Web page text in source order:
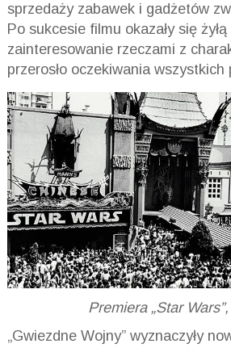
sprzedaży zabawek i gadżetów
Po sukcesie filmu okazały się żyłą
zainteresowanie rzeczami z
przerosło oczekiwania wszystkich
Premiera „Star
„Gwiezdne Wojny” wyznaczyły